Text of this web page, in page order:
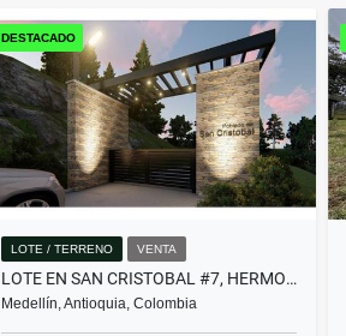
Venta
$3.950.000.000
DESTACADO
LOTE / TERRENO VENTA
LOTE EN SAN CRISTOBAL #7, HERMOSA VISTA PANORAMICA EN PARCELACION
Medellín, Antioquia, Colombia